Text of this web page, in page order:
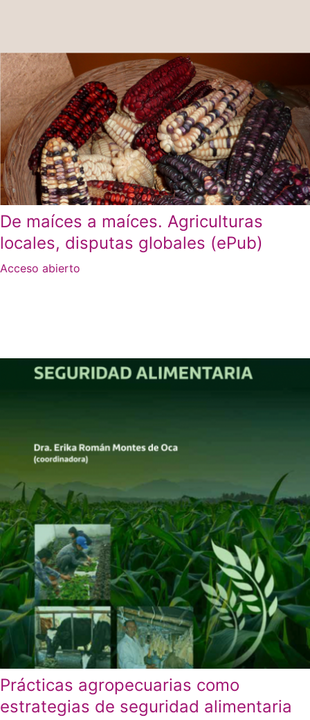
De maíces a maíces. Agriculturas
locales, disputas globales (ePub)
Acceso abierto
Prácticas agropecuarias como
estrategias de seguridad alimentaria